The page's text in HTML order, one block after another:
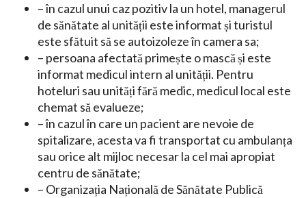
– în cazul unui caz pozitiv la un hotel, managerul
de sănătate al unității este informat și turistul
este sfătuit să se autoizoleze în camera sa;
– persoana afectată primește o mască și este
informat medicul intern al unității. Pentru
hoteluri sau unități fără medic, medicul local este
chemat să evalueze;
– în cazul în care un pacient are nevoie de
spitalizare, acesta va fi transportat cu ambulanța
sau orice alt mijloc necesar la cel mai apropiat
centru de sănătate;
– Organizația Națională de Sănătate Publică